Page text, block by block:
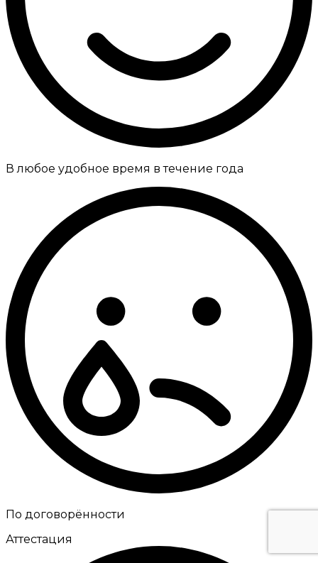
В любое удобное время в течение года
По договорённости
Аттестация